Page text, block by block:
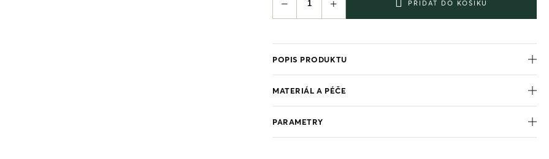
PŘIDAT DO KOŠÍKU
POPIS PRODUKTU
MATERIÁL A PÉČE
PARAMETRY